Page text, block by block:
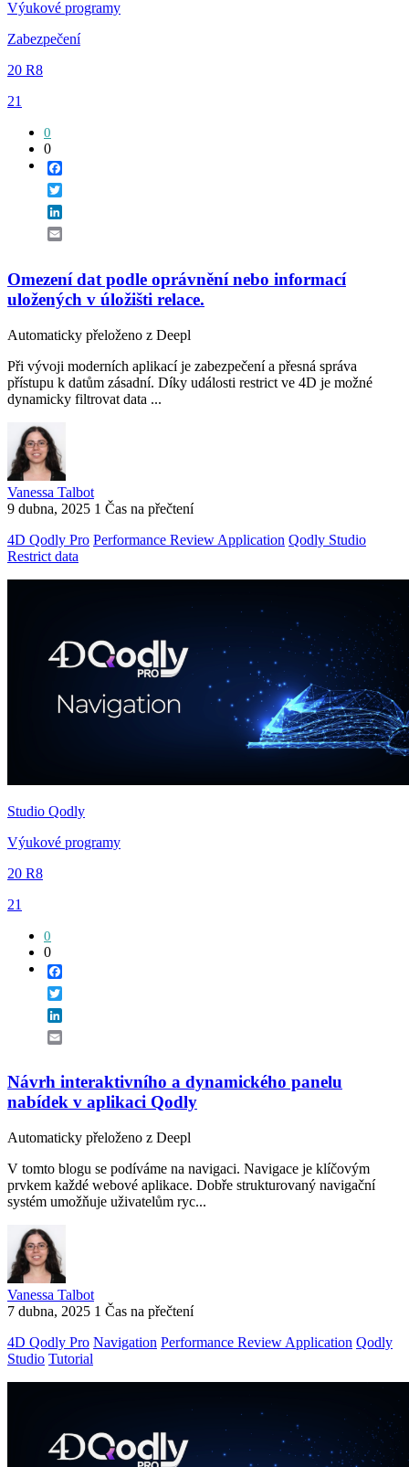
Výukové programy
Zabezpečení
20 R8
21
0
0
Omezení dat podle oprávnění nebo informací
uložených v úložišti relace.
Automaticky přeloženo z Deepl
Při vývoji moderních aplikací je zabezpečení a přesná správa
přístupu k datům zásadní. Díky události restrict ve 4D je možné
dynamicky filtrovat data ...
Vanessa Talbot
9 dubna, 2025 1 Čas na přečtení
4D Qodly Pro Performance Review Application Qodly Studio
Restrict data
Studio Qodly
Výukové programy
20 R8
21
0
0
Návrh interaktivního a dynamického panelu
nabídek v aplikaci Qodly
Automaticky přeloženo z Deepl
V tomto blogu se podíváme na navigaci. Navigace je klíčovým
prvkem každé webové aplikace. Dobře strukturovaný navigační
systém umožňuje uživatelům ryc...
Vanessa Talbot
7 dubna, 2025 1 Čas na přečtení
4D Qodly Pro Navigation Performance Review Application Qodly
Studio Tutorial